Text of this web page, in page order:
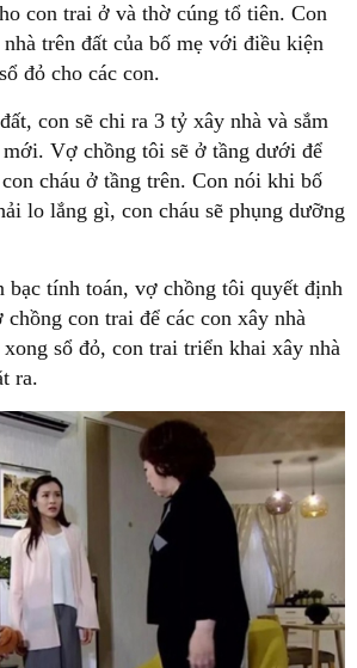
con trai ở và thờ cúng tổ tiên. Con
trên đất của bố mẹ với điều kiện
đỏ cho các con.
con sẽ chi ra 3 tỷ xây nhà và sắm
mới. Vợ chồng tôi sẽ ở tầng dưới để
cháu ở tầng trên. Con nói khi bố
lo lắng gì, con cháu sẽ phụng dưỡng
bạc tính toán, vợ chồng tôi quyết định
chồng con trai để các con xây nhà
sổ đỏ, con trai triển khai xây nhà
ra.